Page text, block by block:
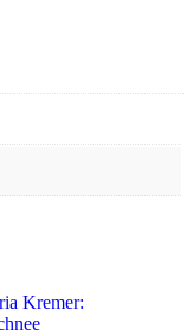
Kremer: